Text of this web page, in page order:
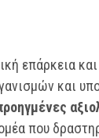
επάρκεια
και
που